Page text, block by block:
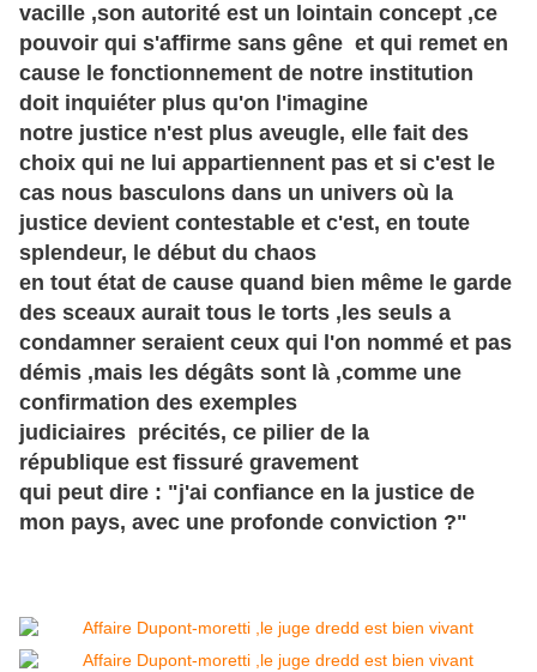
vacille ,son autorité est un lointain concept ,ce
pouvoir qui s'affirme sans gêne et qui remet en
cause le fonctionnement de notre institution
doit inquiéter plus qu'on l'imagine
notre justice n'est plus aveugle, elle fait des
choix qui ne lui appartiennent pas et si c'est le
cas nous basculons dans un univers où la
justice devient contestable et c'est, en toute
splendeur, le début du chaos
en tout état de cause quand bien même le garde
des sceaux aurait tous le torts ,les seuls a
condamner seraient ceux qui l'on nommé et pas
démis ,mais les dégâts sont là ,comme une
confirmation des exemples
judiciaires précités, ce pilier de la
république est fissuré gravement
qui peut dire : "j'ai confiance en la justice de
mon pays, avec une profonde conviction ?"